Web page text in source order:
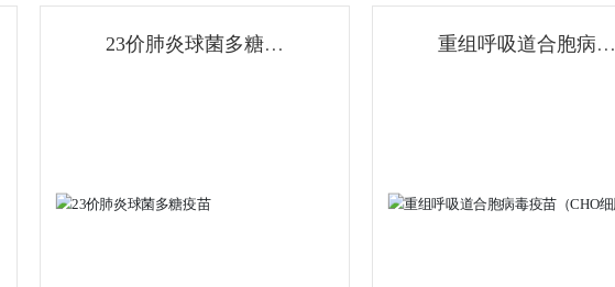
23价肺炎球菌多糖疫
重组呼吸道合胞病毒